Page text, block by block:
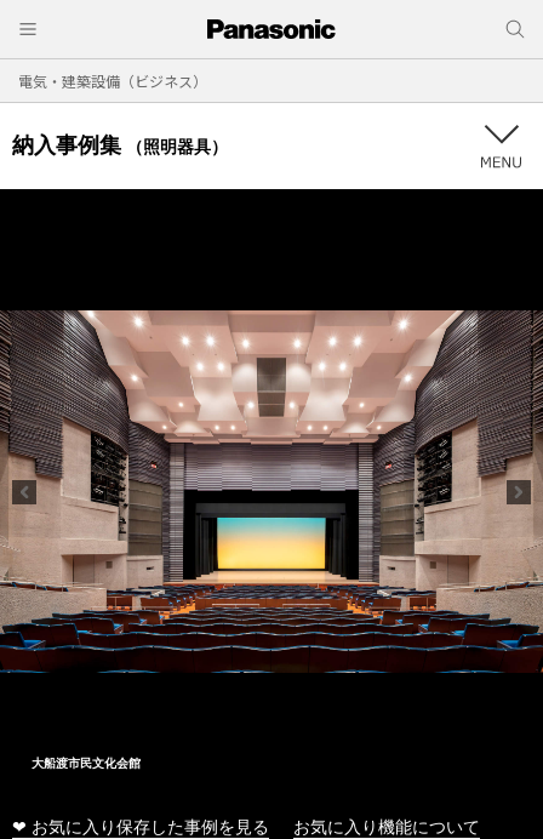
電気・建築設備（ビジネス）
納入事例集 （照明器具）
大船渡市民文化会館
❤ お気に入り保存した事例を見る お気に入り機能について